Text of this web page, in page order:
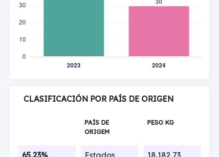
CLASIFICACIÓN POR PAÍS DE ORIGEN
PAÍS DE
ORIGEM
PESO KG
65,23%
Estados
18.182,73